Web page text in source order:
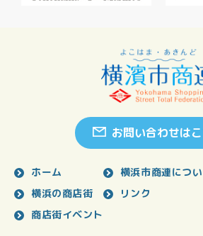
お問い合わせは
ホーム
横浜の商店街
商店街イベント
横浜市商連につ
リンク